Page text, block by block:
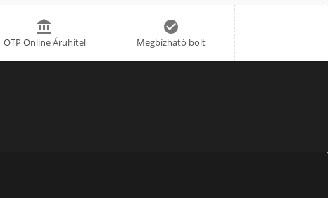

OTP Online Áruhitel

Megbízható bolt